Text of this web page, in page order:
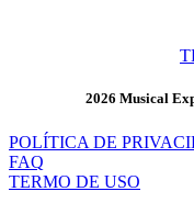
2026 Musical
POLÍTICA DE
FAQ
TERMO DE USO